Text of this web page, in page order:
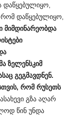
დაწყებულიყო,
მიმდინარეობდა
ზელენსკიმ
გეგმავდნენ.
, რომ რუსეთს
გზა აღარ
წინ უნდა